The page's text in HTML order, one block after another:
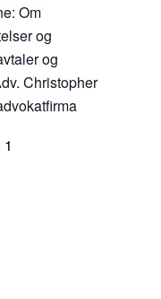
Om
og
og
Christopher